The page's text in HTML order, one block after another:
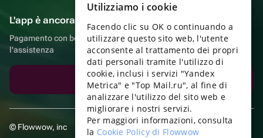
L'app è ancora più comoda!
Pagamento con bonus, autoconsegna, comoda chat con
l'assistenza
Scarica l'app
© Flowwow, inc
ENGLISH
UKRAINIAN
PORTUGUESE
SPANISH
Utilizziamo i cookie
Facendo clic su OK o continuando a
utilizzare questo sito web, l'utente
acconsente al trattamento dei propri
dati personali tramite l'utilizzo di
cookie, inclusi i servizi "Yandex
Metrica" e "Top Mail.ru", al fine di
analizzare l'utilizzo del sito web e
migliorare i nostri servizi.
Per maggiori informazioni, consulta
la Cookie Policy di Flowwow